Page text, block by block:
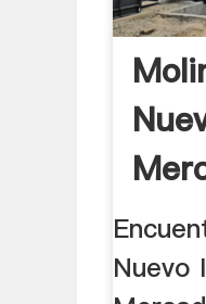
Nuevo